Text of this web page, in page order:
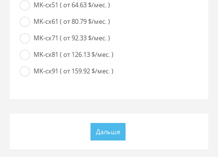
MK-cx51 ( от 64.63 $/мес. )
MK-cx61 ( от 80.79 $/мес. )
MK-cx71 ( от 92.33 $/мес. )
MK-cx81 ( от 126.13 $/мес. )
MK-cx91 ( от 159.92 $/мес. )